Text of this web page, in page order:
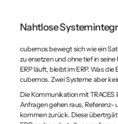
Nahtlose
cubemos bewegt sich wie ein
zu ersetzen und ohne tief in seine
ERP läuft, bleibt im ERP. Was die
cubemos. Zwei Systeme aber
Die Kommunikation mit TRACES
Anfragen gehen raus, Referenz-
kommen zurück. Diese übertrgät